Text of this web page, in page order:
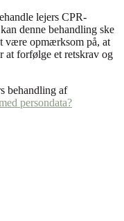
lejers CPR-
denne behandling ske
være opmærksom på, at
at forfølge et retskrav og
behandling af
persondata?